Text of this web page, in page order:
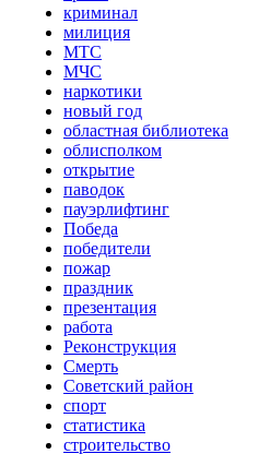
криминал
милиция
МТС
МЧС
наркотики
новый год
областная библиотека
облисполком
открытие
паводок
пауэрлифтинг
Победа
победители
пожар
праздник
презентация
работа
Реконструкция
Смерть
Советский район
спорт
статистика
строительство